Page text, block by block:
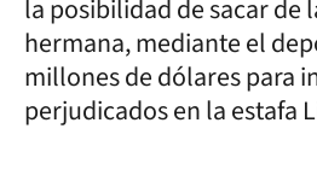
la posibilidad de sacar de
hermana, mediante el
millones de dólares para
perjudicados en la estafa